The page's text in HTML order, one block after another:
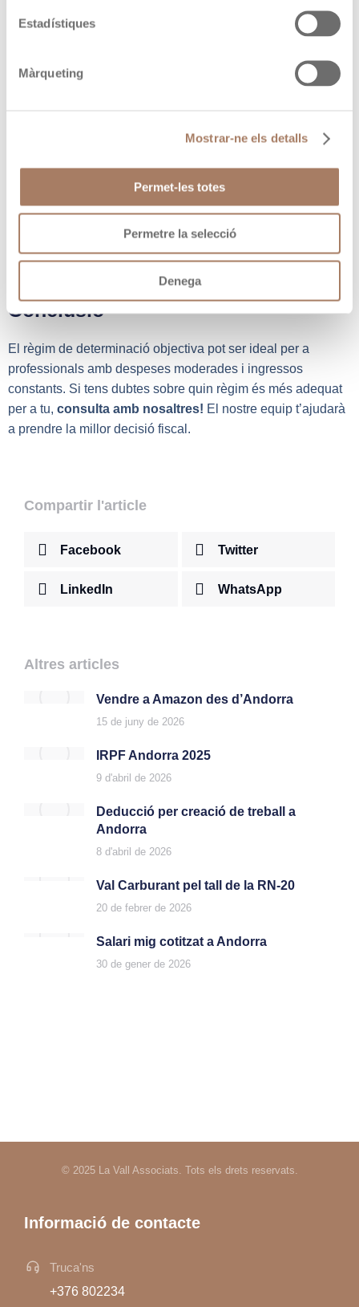
Estadístiques
Màrqueting
Mostrar-ne els detalls
Permet-les totes
Permetre la selecció
Denega
✅Avantatges:
Estabilitat en la tributació.
No permet deduir despeses reals superiors al
percentatge fix.
Està subjecte a límits estrictes d’ingressos.
Compromís de mantenir-se en el règim durant tres anys
Conclusió
El règim de determinació objectiva pot ser ideal per a
professionals amb despeses moderades i ingressos
constants. Si tens dubtes sobre quin règim és més adequat
per a tu, consulta amb nosaltres! El nostre equip t’ajudarà
a prendre la millor decisió fiscal.
Compartir l'article
Facebook Twitter
LinkedIn WhatsApp
Altres articles
Vendre a Amazon des d’Andorra
15 de juny de 2026
IRPF Andorra 2025
9 d'abril de 2026
Deducció per creació de treball a
Andorra
8 d'abril de 2026
Val Carburant pel tall de la RN-20
20 de febrer de 2026
Salari mig cotitzat a Andorra
30 de gener de 2026
© 2025 La Vall Associats. Tots els drets reservats.
Informació de contacte
Truca'ns
+376 802234